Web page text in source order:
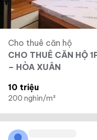
Cho thuê căn hộ
CHO THUÊ CĂN HỘ
– HÒA XUÂN
10 triệu
200 nghìn/m²